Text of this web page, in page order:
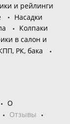
и рейлинги
Насадки
Колпаки
в салон и
РК, бака
О
Отзывы